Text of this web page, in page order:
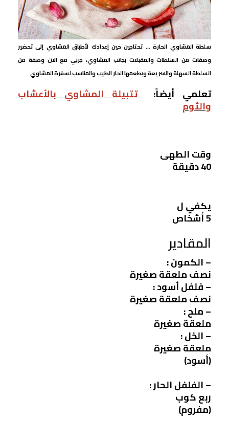
سلطة المشاوي الحارة … تحتاجين حين إعدادك لأطباق المشاوي إلى تحضير
وصفات من السلطات والمقبلات بجانب المشاوي، جربي مع الان وصفة من
السلطة السهلة والسريعة وبطعمها الحار الطيب والمناسب لسفرة المشاوي
تعلمي أيضاً:تتبيلة المشاوي بالأعشاب
والثوم
وقت الطهى
40 دقيقة
يكفي ل
5 أشخاص
المقادير
– الكمون :
نصف ملعقة صغيرة
– فلفل أسود :
نصف ملعقة صغيرة
– ملح :
ملعقة صغيرة
– الخل :
ملعقة صغيرة
(أسود)
– الفلفل الحار :
ربع كوب
(مفروم)